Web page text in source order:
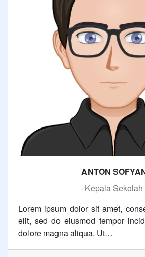
ANTON
- Kepala Sekolah
Lorem ipsum dolor sit amet,
elit, sed do eiusmod tempor
dolore magna aliqua. Ut…